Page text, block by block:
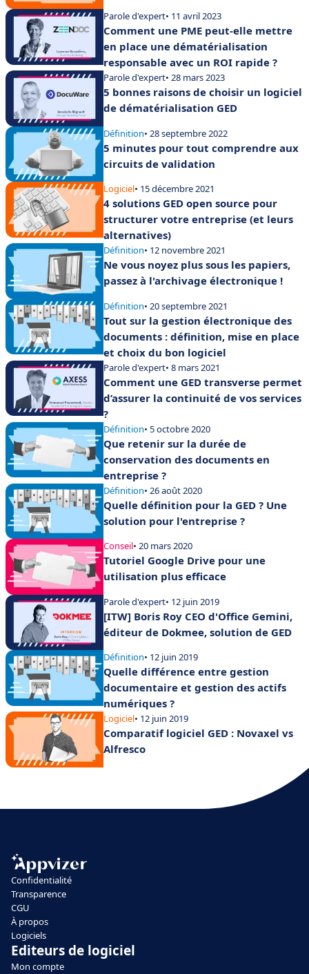
Parole d'expert• 11 avril 2023
Comment une PME peut-elle mettre
en place une dématérialisation
responsable avec un ROI rapide ?
Parole d'expert• 28 mars 2023
5 bonnes raisons de choisir un logiciel
de dématérialisation GED
Définition• 28 septembre 2022
5 minutes pour tout comprendre aux
circuits de validation
Logiciel• 15 décembre 2021
4 solutions GED open source pour
structurer votre entreprise (et leurs
alternatives)
Définition• 12 novembre 2021
Ne vous noyez plus sous les papiers,
passez à l'archivage électronique !
Définition• 20 septembre 2021
Tout sur la gestion électronique des
documents : définition, mise en place
et choix du bon logiciel
Parole d'expert• 8 mars 2021
Comment une GED transverse permet
d’assurer la continuité de vos services
?
Définition• 5 octobre 2020
Que retenir sur la durée de
conservation des documents en
entreprise ?
Définition• 26 août 2020
Quelle définition pour la GED ? Une
solution pour l'entreprise ?
Conseil• 20 mars 2020
Tutoriel Google Drive pour une
utilisation plus efficace
Parole d'expert• 12 juin 2019
[ITW] Boris Roy CEO d'Office Gemini,
éditeur de Dokmee, solution de GED
Définition• 12 juin 2019
Quelle différence entre gestion
documentaire et gestion des actifs
numériques ?
Logiciel• 12 juin 2019
Comparatif logiciel GED : Novaxel vs
Alfresco
Confidentialité
Transparence
CGU
À propos
Logiciels
Editeurs de logiciel
Mon compte